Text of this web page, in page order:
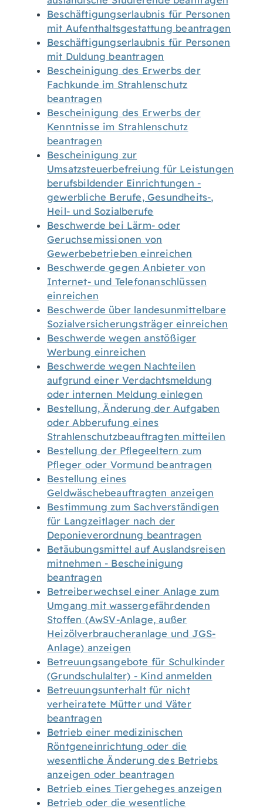
Beschäftigungserlaubnis für Personen
mit Aufenthaltsgestattung beantragen
Beschäftigungserlaubnis für Personen
mit Duldung beantragen
Bescheinigung des Erwerbs der
Fachkunde im Strahlenschutz
beantragen
Bescheinigung des Erwerbs der
Kenntnisse im Strahlenschutz
beantragen
Bescheinigung zur
Umsatzsteuerbefreiung für Leistungen
berufsbildender Einrichtungen -
gewerbliche Berufe, Gesundheits-,
Heil- und Sozialberufe
Beschwerde bei Lärm- oder
Geruchsemissionen von
Gewerbebetrieben einreichen
Beschwerde gegen Anbieter von
Internet- und Telefonanschlüssen
einreichen
Beschwerde über landesunmittelbare
Sozialversicherungsträger einreichen
Beschwerde wegen anstößiger
Werbung einreichen
Beschwerde wegen Nachteilen
aufgrund einer Verdachtsmeldung
oder internen Meldung einlegen
Bestellung, Änderung der Aufgaben
oder Abberufung eines
Strahlenschutzbeauftragten mitteilen
Bestellung der Pflegeeltern zum
Pfleger oder Vormund beantragen
Bestellung eines
Geldwäschebeauftragten anzeigen
Bestimmung zum Sachverständigen
für Langzeitlager nach der
Deponieverordnung beantragen
Betäubungsmittel auf Auslandsreisen
mitnehmen - Bescheinigung
beantragen
Betreiberwechsel einer Anlage zum
Umgang mit wassergefährdenden
Stoffen (AwSV-Anlage, außer
Heizölverbraucheranlage und JGS-
Anlage) anzeigen
Betreuungsangebote für Schulkinder
(Grundschulalter) - Kind anmelden
Betreuungsunterhalt für nicht
verheiratete Mütter und Väter
beantragen
Betrieb einer medizinischen
Röntgeneinrichtung oder die
wesentliche Änderung des Betriebs
anzeigen oder beantragen
Betrieb eines Tiergeheges anzeigen
Betrieb oder die wesentliche